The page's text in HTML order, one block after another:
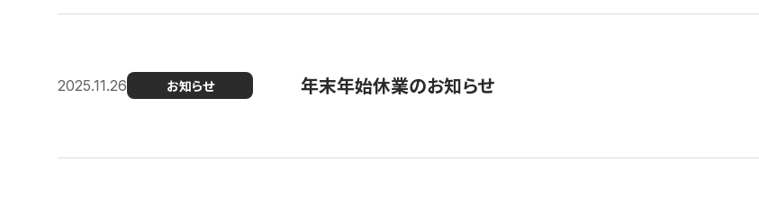
2025.11.26 お知らせ 年末年始休業のお知らせ